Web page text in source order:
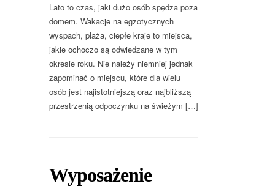
Lato to czas, jaki dużo osób spędza poza
domem. Wakacje na egzotycznych
wyspach, plaża, ciepłe kraje to miejsca,
jakie ochoczo są odwiedzane w tym
okresie roku. Nie należy niemniej jednak
zapominać o miejscu, które dla wielu
osób jest najistotniejszą oraz najbliższą
przestrzenią odpoczynku na świeżym […]
Wyposażenie